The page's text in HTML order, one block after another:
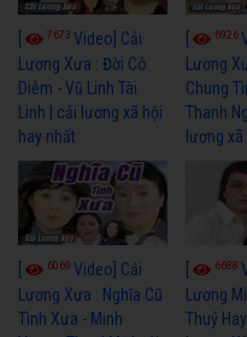
7673 Video] Cải
Lương Xưa : Đời Cô
Diễm - Vũ Linh Tài
Linh | cải lương xã hội
hay nhất
6926
Lương
Chung
Thanh
lương
6069 Video] Cải
Lương Xưa : Nghĩa Cũ
Tình Xưa - Minh
6688
Lương
Thuỷ